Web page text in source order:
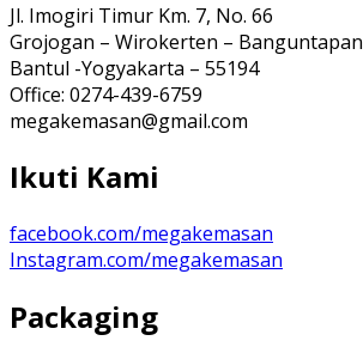
Jl. Imogiri Timur Km. 7, No. 66
Grojogan – Wirokerten – Banguntapan
Bantul -Yogyakarta – 55194
Office: 0274-439-6759
megakemasan@gmail.com
Ikuti Kami
facebook.com/megakemasan
Instagram.com/megakemasan
Packaging